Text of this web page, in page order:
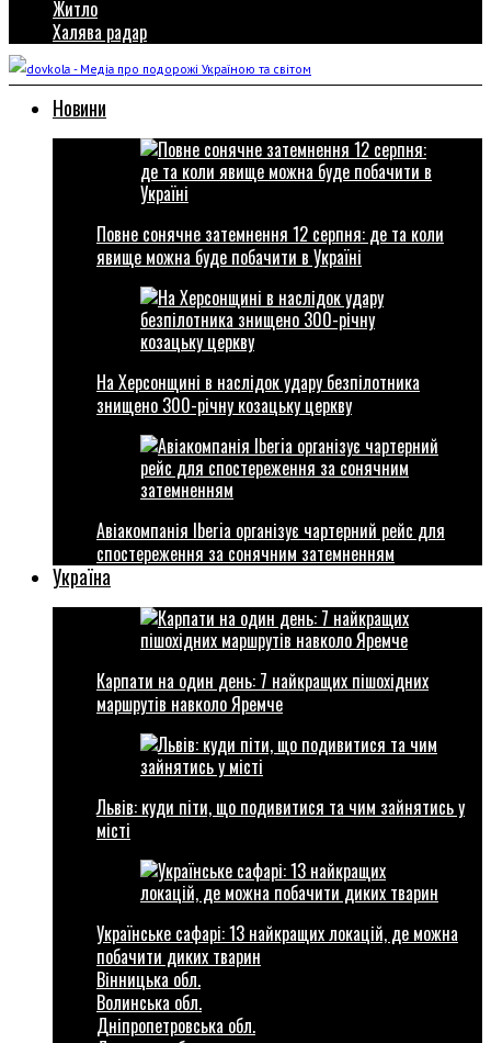
Житло
Халява радар
Новини
Повне сонячне затемнення 12 серпня: де та коли
явище можна буде побачити в Україні
На Херсонщині в наслідок удару безпілотника
знищено 300-річну козацьку церкву
Авіакомпанія Iberia організує чартерний рейс для
спостереження за сонячним затемненням
Україна
Карпати на один день: 7 найкращих пішохідних
маршрутів навколо Яремче
Львів: куди піти, що подивитися та чим зайнятись у
місті
Українське сафарі: 13 найкращих локацій, де можна
побачити диких тварин
Вінницька обл.
Волинська обл.
Дніпропетровська обл.